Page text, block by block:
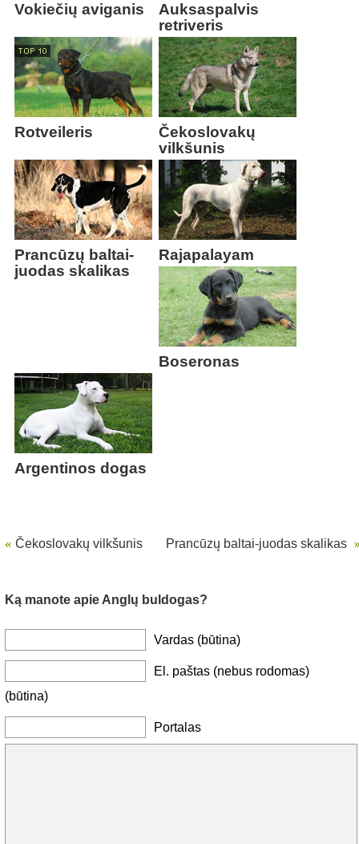
Vokiečių aviganis
Auksaspalvis
retriveris
Rotveileris
Čekoslovakų
vilkšunis
Prancūzų baltai-
juodas skalikas
Rajapalayam
Boseronas
Argentinos dogas
« Čekoslovakų vilkšunis Prancūzų baltai-juodas skalikas
Ką manote apie Anglų buldogas?
Vardas (būtina)
El. paštas (nebus rodomas)
(būtina)
Portalas